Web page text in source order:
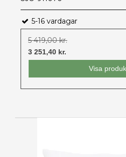
5-16 vardagar
5 419,00 kr.
3 251,40 kr.
Visa